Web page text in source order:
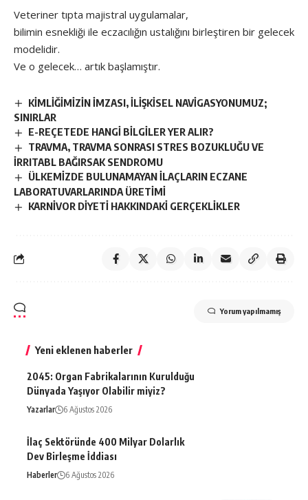
Veteriner tıpta majistral uygulamalar,
bilimin esnekliği ile eczacılığın ustalığını birleştiren bir gelecek
modelidir.
Ve o gelecek… artık başlamıştır.
KİMLİĞİMİZİN İMZASI, İLİŞKİSEL NAVİGASYONUMUZ;
SINIRLAR
E-REÇETEDE HANGİ BİLGİLER YER ALIR?
TRAVMA, TRAVMA SONRASI STRES BOZUKLUĞU VE
İRRITABL BAĞIRSAK SENDROMU
ÜLKEMİZDE BULUNAMAYAN İLAÇLARIN ECZANE
LABORATUVARLARINDA ÜRETİMİ
KARNİVOR DİYETİ HAKKINDAKİ GERÇEKLİKLER
Yorum yapılmamış
Yeni eklenen haberler
2045: Organ Fabrikalarının Kurulduğu
Dünyada Yaşıyor Olabilir miyiz?
Yazarlar 6 Ağustos 2026
İlaç Sektöründe 400 Milyar Dolarlık
Dev Birleşme İddiası
Haberler 6 Ağustos 2026